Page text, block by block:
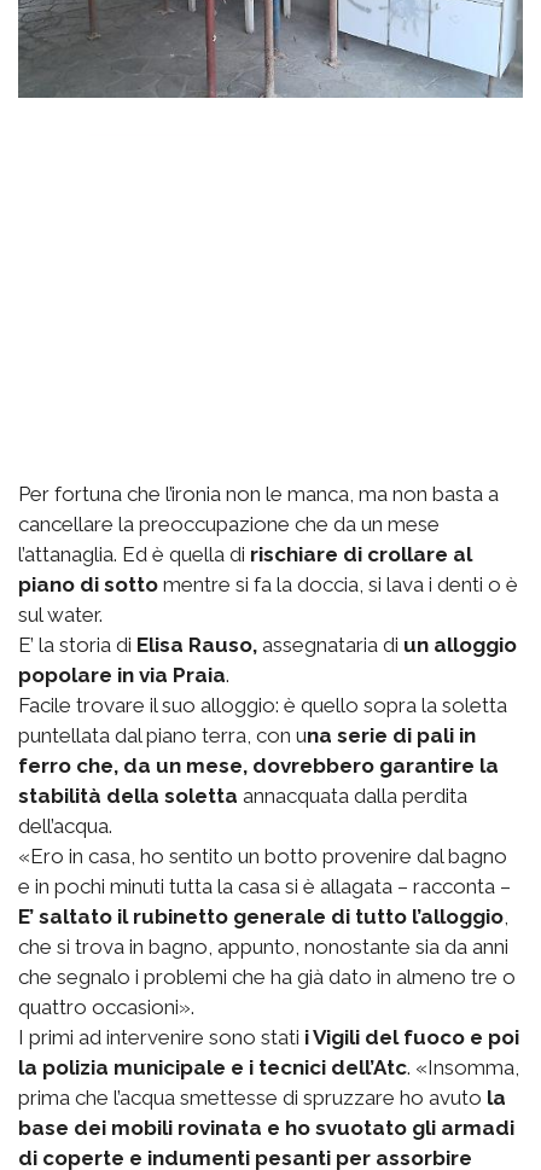
Per fortuna che l’ironia non le manca, ma non basta a
cancellare la preoccupazione che da un mese
l’attanaglia. Ed è quella di rischiare di crollare al
piano di sotto mentre si fa la doccia, si lava i denti o è
sul water.
E’ la storia di Elisa Rauso, assegnataria di un alloggio
popolare in via Praia.
Facile trovare il suo alloggio: è quello sopra la soletta
puntellata dal piano terra, con una serie di pali in
ferro che, da un mese, dovrebbero garantire la
stabilità della soletta annacquata dalla perdita
dell’acqua.
«Ero in casa, ho sentito un botto provenire dal bagno
e in pochi minuti tutta la casa si è allagata – racconta –
E’ saltato il rubinetto generale di tutto l’alloggio,
che si trova in bagno, appunto, nonostante sia da anni
che segnalo i problemi che ha già dato in almeno tre o
quattro occasioni».
I primi ad intervenire sono stati i Vigili del fuoco e poi
la polizia municipale e i tecnici dell’Atc. «Insomma,
prima che l’acqua smettesse di spruzzare ho avuto la
base dei mobili rovinata e ho svuotato gli armadi
di coperte e indumenti pesanti per assorbire